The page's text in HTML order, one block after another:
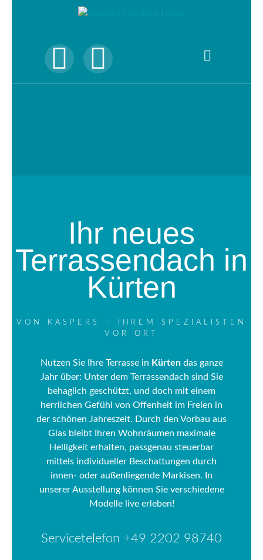
Ihr neues
Terrassendach in
Kürten
VON KASPERS – IHREM SPEZIALISTEN
VOR ORT
Nutzen Sie Ihre Terrasse in Kürtendas ganze
Jahr über: Unter dem Terrassendach sind Sie
behaglich geschützt, und doch mit einem
herrlichen Gefühl von Offenheit im Freien in
der schönen Jahreszeit. Durch den Vorbau aus
Glas bleibt Ihren Wohnräumen maximale
Helligkeit erhalten, passgenau steuerbar
mittels individueller Beschattungen durch
innen- oder außenliegende Markisen. In
unserer Ausstellung können Sie verschiedene
Modelle live erleben!
Servicetelefon +49 2202 98740